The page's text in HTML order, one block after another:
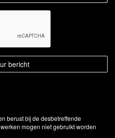
berust bij de desbetreffende
mogen niet gebruikt worden